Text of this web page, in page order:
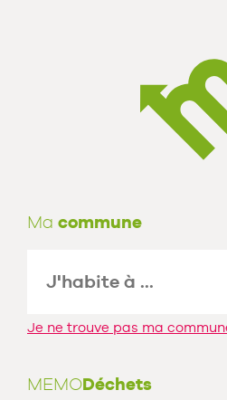
Ma commune
Je ne trouve pas ma
MEMODéchets